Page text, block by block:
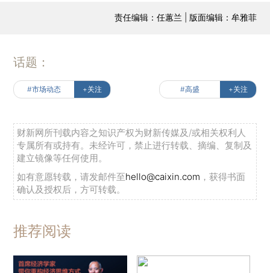
责任编辑：任蕙兰 | 版面编辑：牟雅菲
话题：
#市场动态 +关注 #高盛 +关注
财新网所刊载内容之知识产权为财新传媒及/或相关权利人
专属所有或持有。未经许可，禁止进行转载、摘编、复制及
建立镜像等任何使用。
如有意愿转载，请发邮件至hello@caixin.com ，获得书面
确认及授权后，方可转载。
推荐阅读